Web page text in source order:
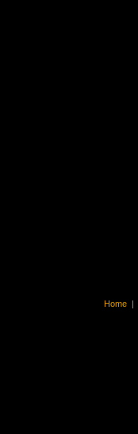
Home |